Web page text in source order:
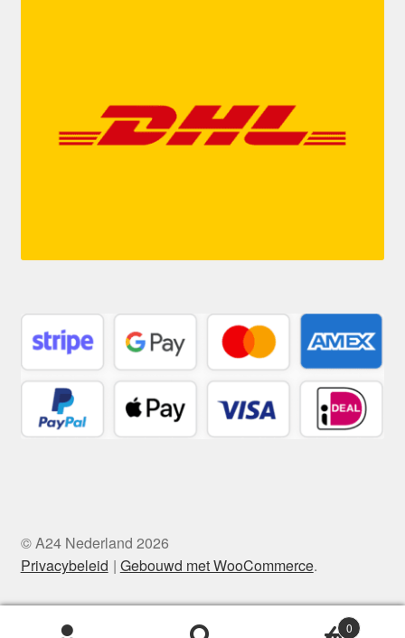
© A24 Nederland 2026
Privacybeleid
Gebouwd met WooCommerce.
0